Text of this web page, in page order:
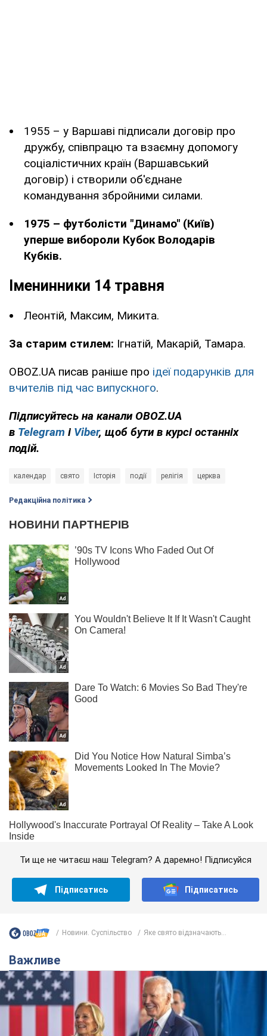
1955 – у Варшаві підписали договір про
дружбу, співпрацю та взаємну допомогу
соціалістичних країн (Варшавський
договір) і створили об'єднане
командування збройними силами.
1975 – футболісти "Динамо" (Київ)
уперше вибороли Кубок Володарів
Кубків.
Іменинники 14 травня
Леонтій, Максим, Микита.
За старим стилем: Ігнатій, Макарій, Тамара.
OBOZ.UA писав раніше про ідеї подарунків для
вчителів під час випускного.
Підписуйтесь на канали OBOZ.UA
в Telegram і Viber, щоб бути в курсі останніх
подій.
календар свято Історія події релігія церква
Редакційна політика
Ти ще не читаєш наш Telegram? А даремно! Підписуйся
Підписатись Підписатись
Новини. Суспільство Яке свято відзначають...
Важливе